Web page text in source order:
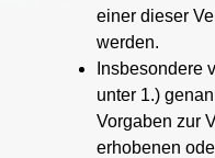
einer dieser
werden.
Insbesondere
unter 1.)
Vorgaben zur
erhobenen